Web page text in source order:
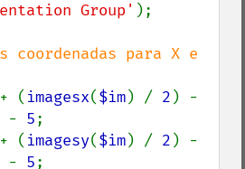
Group' );
para X e
( imagesx($im) / 2 ) -
- 5
( imagesy($im) / 2 ) -
- 5;